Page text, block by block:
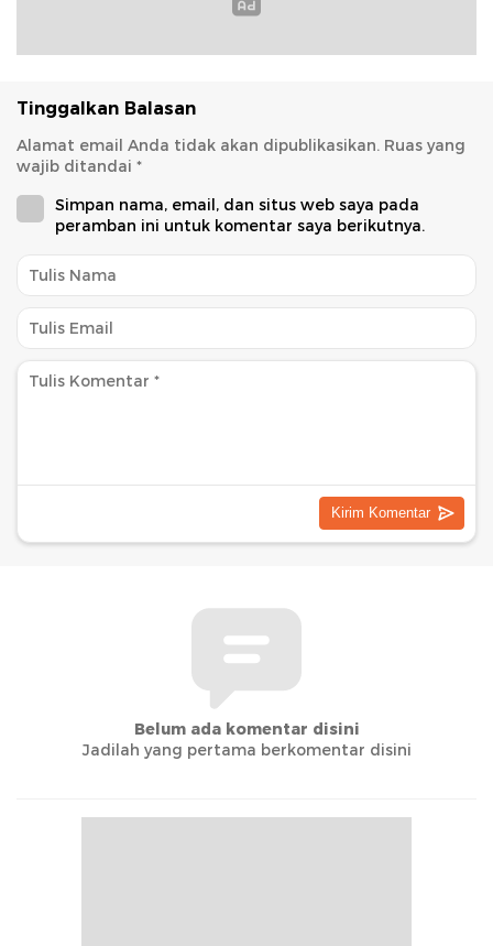
Tinggalkan Balasan
Alamat email Anda tidak akan dipublikasikan. Ruas yang
wajib ditandai *
Simpan nama, email, dan situs web saya pada
peramban ini untuk komentar saya berikutnya.
Belum ada komentar disini
Jadilah yang pertama berkomentar disini